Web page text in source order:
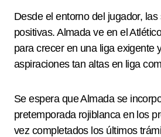
Desde el entorno del jugador,
positivas. Almada ve en el
para crecer en una liga exigente
aspiraciones tan altas en liga
Se espera que Almada se
pretemporada rojiblanca en los
vez completados los últimos